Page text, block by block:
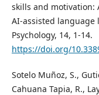
skills and motivation:
AI-assisted language
Psychology, 14, 1-14.
https://doi.org/
Sotelo Muñoz, S.,
Cahuana Tapia, R.,